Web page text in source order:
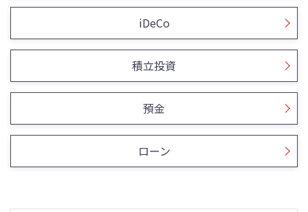
iDeCo
積立投資
預金
ローン